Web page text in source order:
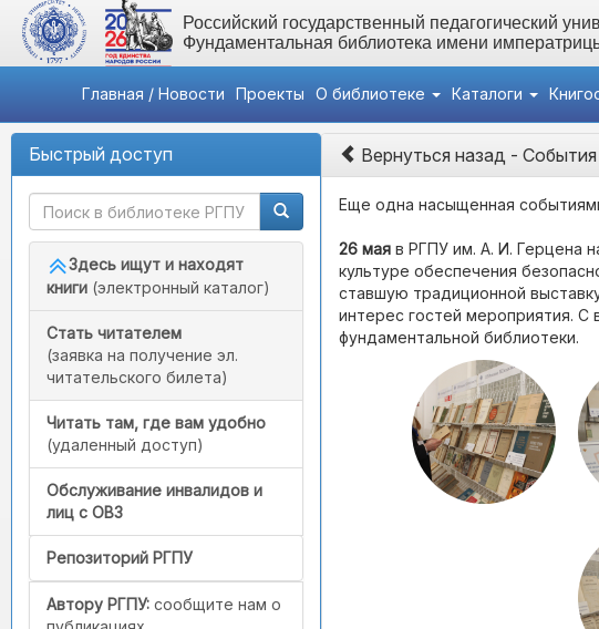
Российский государственный педагогический
Фундаментальная библиотека имени
Главная / Новости Проекты О библиотеке Каталоги
Быстрый доступ
Здесь ищут и находят
книги (электронный каталог)
Стать читателем
(заявка на получение эл.
читательского билета)
Читать там, где вам удобно
(удаленный доступ)
Обслуживание инвалидов и
лиц с ОВЗ
Репозиторий РГПУ
Автору РГПУ: сообщите нам о
Вернуться назад - События
Еще одна насыщенная
26 мая в РГПУ им. А. И. Герцена
культуре обеспечения
ставшую традиционной
интерес гостей мероприятия. С
фундаментальной библиотеки.